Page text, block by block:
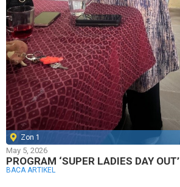
Zon 1
May 5, 2026
PROGRAM ‘SUPER LADIES DAY OUT’
BACA ARTIKEL